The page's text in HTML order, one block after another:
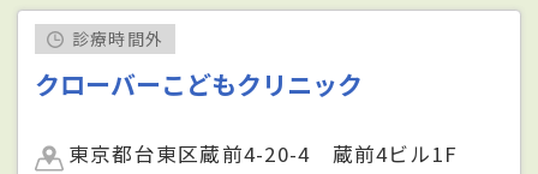
診療時間外
クローバーこどもクリニック
東京都台東区蔵前4-20-4 蔵前4ビル1F